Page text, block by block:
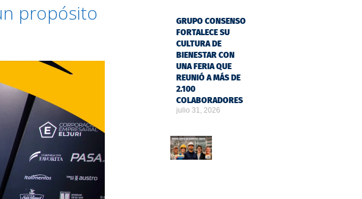
propósito
GRUPO CONSENSO
FORTALECE SU
CULTURA DE
BIENESTAR CON
UNA FERIA QUE
REUNIÓ A MÁS DE
2.100
COLABORADORES
julio 31, 2026